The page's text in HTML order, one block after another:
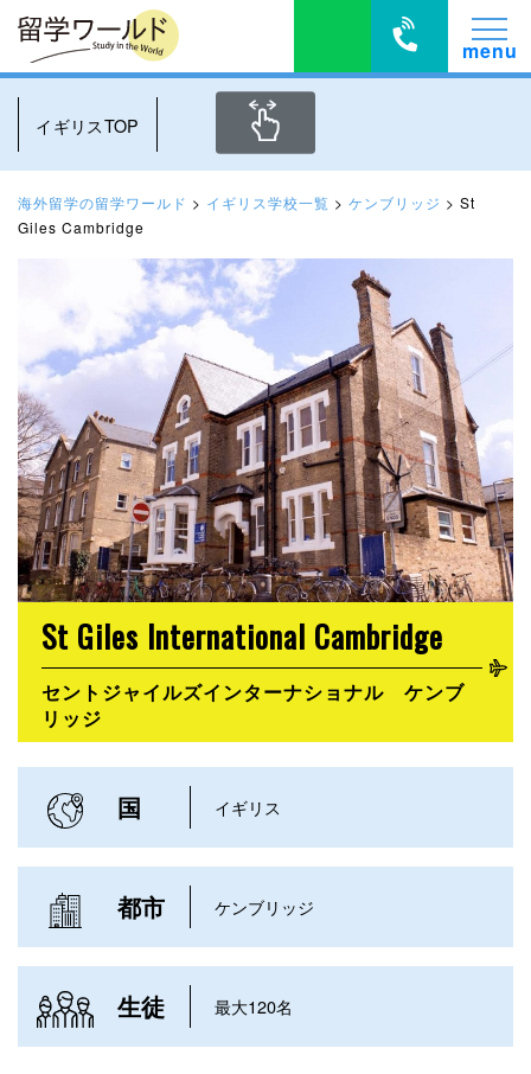
イギリスTOP
海外留学の留学ワールド > イギリス学校一覧 > ケンブリッジ > St
Giles Cambridge
St Giles International Cambridge
セントジャイルズインターナショナル ケンブ
リッジ
国 イギリス
都市 ケンブリッジ
生徒 最大120名